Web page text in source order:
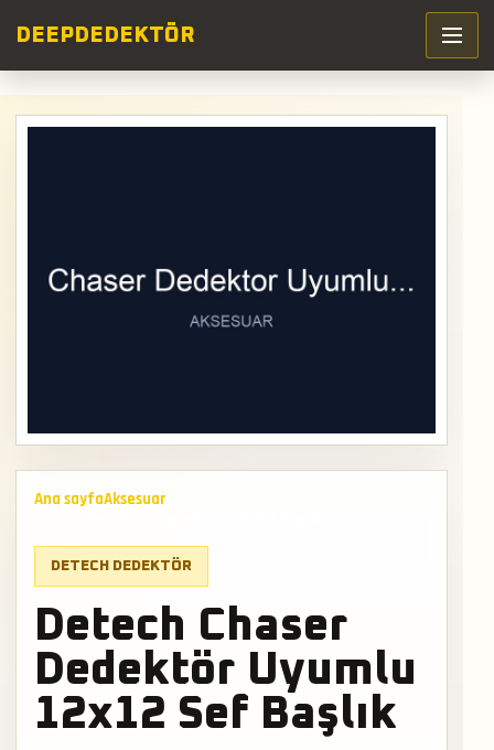
DEEP DEDEKTÖR
Ana sayfaAksesuar
DETECH DEDEKTÖR
Detech Chaser
Dedektör Uyumlu
12x12 Sef Başlık